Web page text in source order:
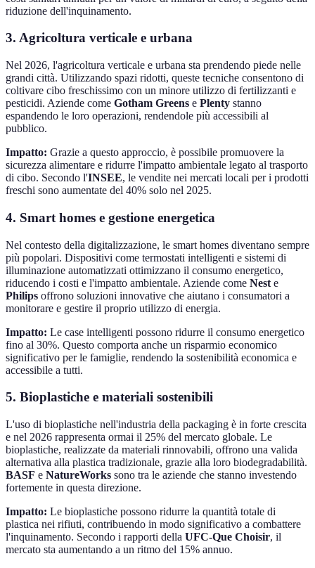
riduzione dell'inquinamento.
3. Agricoltura verticale e urbana
Nel 2026, l'agricoltura verticale e urbana sta prendendo piede nelle
grandi città. Utilizzando spazi ridotti, queste tecniche consentono di
coltivare cibo freschissimo con un minore utilizzo di fertilizzanti e
pesticidi. Aziende come Gotham Greens e Plenty stanno
espandendo le loro operazioni, rendendole più accessibili al
pubblico.
Impatto: Grazie a questo approccio, è possibile promuovere la
sicurezza alimentare e ridurre l'impatto ambientale legato al trasporto
di cibo. Secondo l'INSEE, le vendite nei mercati locali per i prodotti
freschi sono aumentate del 40% solo nel 2025.
4. Smart homes e gestione energetica
Nel contesto della digitalizzazione, le smart homes diventano sempre
più popolari. Dispositivi come termostati intelligenti e sistemi di
illuminazione automatizzati ottimizzano il consumo energetico,
riducendo i costi e l'impatto ambientale. Aziende come Nest e
Philips offrono soluzioni innovative che aiutano i consumatori a
monitorare e gestire il proprio utilizzo di energia.
Impatto: Le case intelligenti possono ridurre il consumo energetico
fino al 30%. Questo comporta anche un risparmio economico
significativo per le famiglie, rendendo la sostenibilità economica e
accessibile a tutti.
5. Bioplastiche e materiali sostenibili
L'uso di bioplastiche nell'industria della packaging è in forte crescita
e nel 2026 rappresenta ormai il 25% del mercato globale. Le
bioplastiche, realizzate da materiali rinnovabili, offrono una valida
alternativa alla plastica tradizionale, grazie alla loro biodegradabilità.
BASF e NatureWorks sono tra le aziende che stanno investendo
fortemente in questa direzione.
Impatto: Le bioplastiche possono ridurre la quantità totale di
plastica nei rifiuti, contribuendo in modo significativo a combattere
l'inquinamento. Secondo i rapporti della UFC-Que Choisir, il
mercato sta aumentando a un ritmo del 15% annuo.